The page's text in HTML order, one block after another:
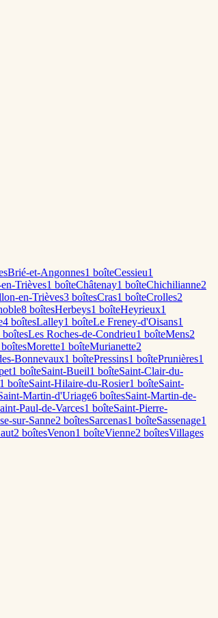
sBrié-et-Angonnes1 boîteCessieu1
Trièves1 boîteChâtenay1 boîteChichilianne2
en-Trièves3 boîtesCras1 boîteCrolles2
8 boîtesHerbeys1 boîteHeyrieux1
4 boîtesLalley1 boîteLe Freney-d'Oisans1
boîtesLes Roches-de-Condrieu1 boîteMens2
boîtesMorette1 boîteMurianette2
Bonnevaux1 boîtePressins1 boîtePrunières1
1 boîteSaint-Bueil1 boîteSaint-Clair-du-
1 boîteSaint-Hilaire-du-Rosier1 boîteSaint-
Martin-d'Uriage6 boîtesSaint-Martin-de-
Paul-de-Varces1 boîteSaint-Pierre-
sur-Sanne2 boîtesSarcenas1 boîteSassenage1
2 boîtesVenon1 boîteVienne2 boîtesVillages